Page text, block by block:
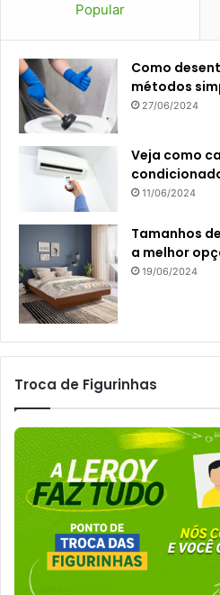
Popular
Como
métodos
27/06/2024
Veja como
11/06/2024
Tamanhos
a melhor
19/06/2024
Troca de Figurinhas